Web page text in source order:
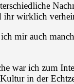
ihr wirklich
mir auch
war ich zum
in der